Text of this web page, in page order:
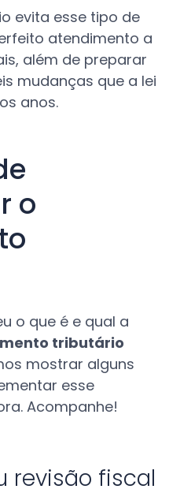
evita esse tipo de
atendimento a
além de preparar
mudanças que a lei
anos.
o
o que é e qual a
tributário
mostrar alguns
esse
Acompanhe!
revisão fiscal